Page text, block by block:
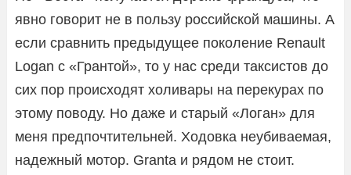
явно говорит не в пользу российской машины. А
если сравнить предыдущее поколение Renault
Logan с «Грантой», то у нас среди таксистов до
сих пор происходят холивары на перекурах по
этому поводу. Но даже и старый «Логан» для
меня предпочтительней. Ходовка неубиваемая,
надежный мотор. Granta и рядом не стоит.